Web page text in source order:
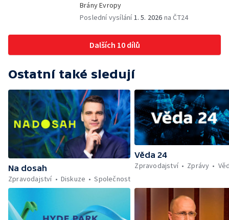
Brány Evropy
Poslední vysílání1. 5. 2026 na ČT24
Dalších 10 dílů
Ostatní také sledují
Na dosah
Zpravodajství
Diskuze Společnost
Věda 24
Zpravodajství
Zprávy